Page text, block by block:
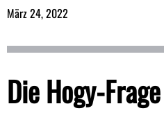
März 24, 2022
Die Hogy-